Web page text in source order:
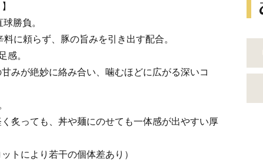
勝負。
に頼らず、豚の旨みを引き出す配合。
感。
みが絶妙に絡み合い、噛むほどに広がる深いコ
炙っても、丼や麺にのせても一体感が出やすい厚
トにより若干の個体差あり）